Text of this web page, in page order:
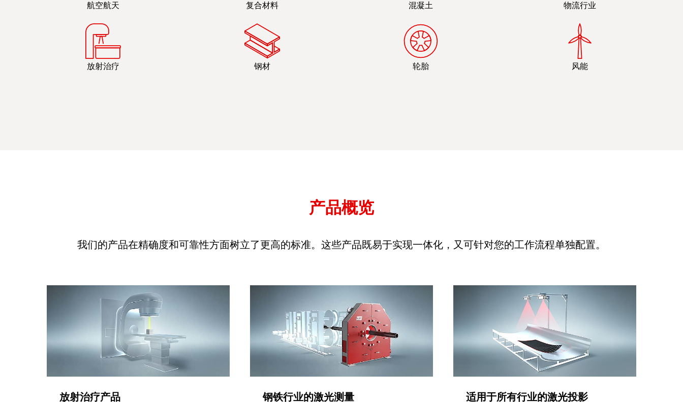
航空航天 复合材料 混凝土 物流行业
放射治疗 钢材 轮胎 风能
产品概览
我们的产品在精确度和可靠性方面树立了更高的标准。这些产品既易于实现一体化，又可针对您的工作流程单独配置。
放射治疗产品 钢铁行业的激光测量 适用于所有行业的激光投影